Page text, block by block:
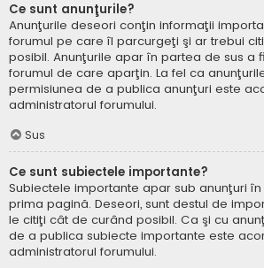
Ce sunt anunţurile?
Anunţurile deseori conţin informaţii
forumul pe care îl parcurgeţi şi ar trebui
posibil. Anunţurile apar în partea de sus a
forumul de care aparţin. La fel ca
permisiunea de a publica anunţuri este
administratorul forumului.
Sus
Ce sunt subiectele importante?
Subiectele importante apar sub anunţuri
prima pagină. Deseori, sunt destul de
le citiţi cât de curând posibil. Ca şi cu
de a publica subiecte importante este
administratorul forumului.